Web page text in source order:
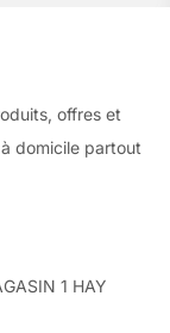
offres et
domicile partout
1 HAY